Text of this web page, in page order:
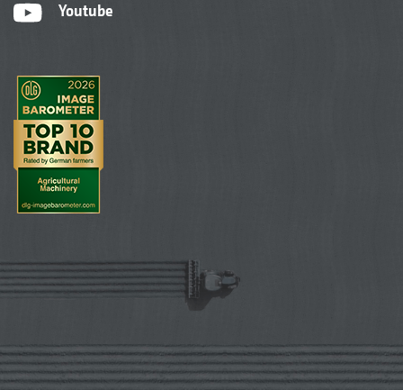
Youtube